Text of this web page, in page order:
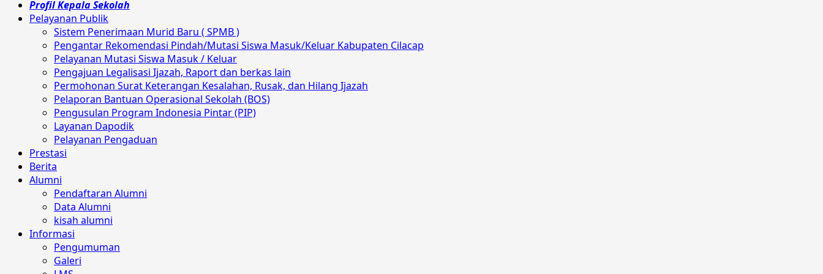
Profil Kepala Sekolah
Pelayanan Publik
Sistem Penerimaan Murid Baru ( SPMB )
Pengantar Rekomendasi Pindah/Mutasi Siswa Masuk/Keluar Kabupaten Cilacap
Pelayanan Mutasi Siswa Masuk / Keluar
Pengajuan Legalisasi Ijazah, Raport dan berkas lain
Permohonan Surat Keterangan Kesalahan, Rusak, dan Hilang Ijazah
Pelaporan Bantuan Operasional Sekolah (BOS)
Pengusulan Program Indonesia Pintar (PIP)
Layanan Dapodik
Pelayanan Pengaduan
Prestasi
Berita
Alumni
Pendaftaran Alumni
Data Alumni
kisah alumni
Informasi
Pengumuman
Galeri